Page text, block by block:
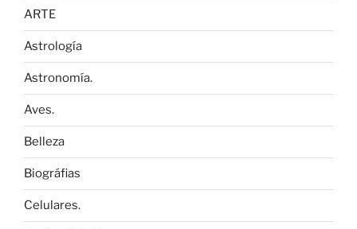
ARTE
Astrología
Astronomía.
Aves.
Belleza
Biográfias
Celulares.